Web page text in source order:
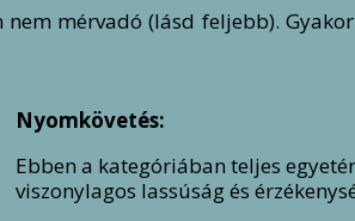
mérvadó (lásd feljebb).
Nyomkövetés:
Ebben a kategóriában teljes
viszonylagos lassúság és